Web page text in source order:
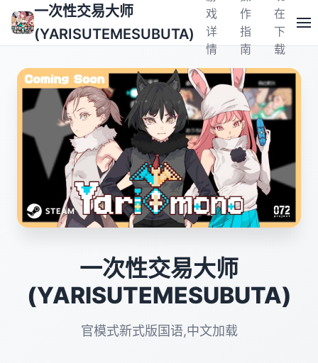
一次性交易大师
(YARISUTEMESUBUTA)
戏
详
情
作
指
南
在
下
载
一次性交易大师
(YARISUTEMESUBUTA)
官模式新式版国语,中文加载